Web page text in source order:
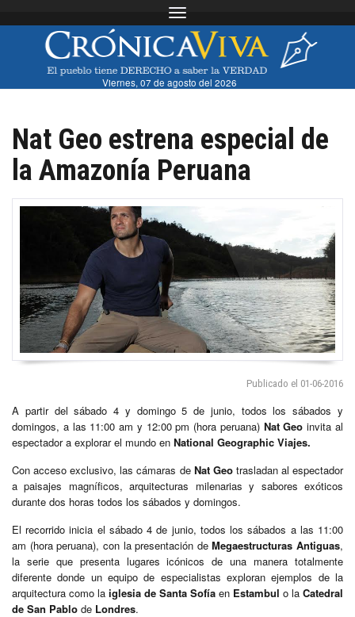
Toggle navigation
Viernes, 07 de agosto del 2026
Nat Geo estrena especial de
la Amazonía Peruana
Publicado el 01-06-2016
A partir del sábado 4 y domingo 5 de junio, todos los sábados y
domingos, a las 11:00 am y 12:00 pm (hora peruana)Nat Geo invita al
espectador a explorar el mundo en National Geographic Viajes.
Con acceso exclusivo, las cámaras de Nat Geotrasladan al espectador
a paisajes magníficos, arquitecturas milenarias y sabores exóticos
durante dos horas todos los sábados y domingos.
El recorrido inicia el sábado 4 de junio, todos los sábados a las 11:00
am (hora peruana), con la presentación deMegaestructuras Antiguas,
la serie que presenta lugares icónicos de una manera totalmente
diferente donde un equipo de especialistas exploran ejemplos de la
arquitectura como la iglesia de Santa Sofía en Estambul o la Catedral
de San Pablo de Londres.